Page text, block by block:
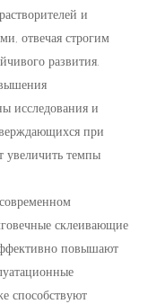
и
отвечая строгим
развития.
исследования и
при
увеличить темпы
склеивающие
повышают
способствуют